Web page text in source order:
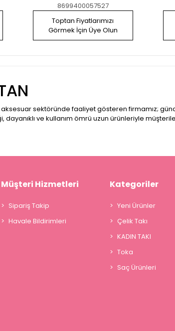
8699400057527
Toptan Fiyatlarımızı
Görmek İçin Üye Olun
aksesuar sektöründe faaliyet gösteren firmamız;
dayanıklı ve kullanım ömrü uzun ürünleriyle
Müşteri Hizmetleri
Sipariş Takip
Havale Bildirimleri
Kategoriler
Yeni Ürünler
Çelik Takı
KADIN TAKI
Toka
Saç Ürünleri